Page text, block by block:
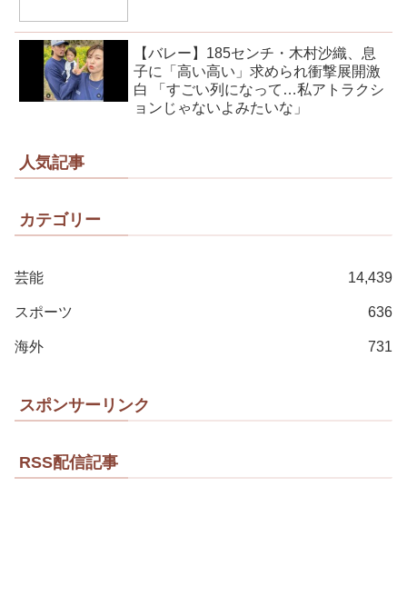
【バレー】185センチ・木村沙織、息
子に「高い高い」求められ衝撃展開激
白 「すごい列になって…私アトラクシ
ョンじゃないよみたいな」
人気記事
カテゴリー
芸能 14,439
スポーツ 636
海外 731
スポンサーリンク
RSS配信記事